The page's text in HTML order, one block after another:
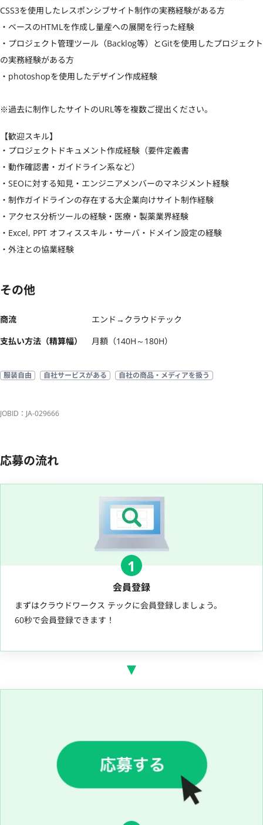
CSS3を使用したレスポンシブサイト制作の実務経験がある方
・ベースのHTMLを作成し量産への展開を行った経験
・プロジェクト管理ツール（Backlog等）とGitを使用したプロジェクト
の実務経験がある方
・photoshopを使用したデザイン作成経験
※過去に制作したサイトのURL等を複数ご提出ください。
【歓迎スキル】
・プロジェクトドキュメント作成経験（要件定義書
・動作確認書・ガイドライン系など）
・SEOに対する知見・エンジニアメンバーのマネジメント経験
・制作ガイドラインの存在する大企業向けサイト制作経験
・アクセス分析ツールの経験・医療・製薬業界経験
・Excel, PPT オフィススキル・サーバ・ドメイン設定の経験
・外注との協業経験
その他
商流
エンド→クラウドテック
支払い方法（精算幅）
月額（140H～180H）
服装自由 自社サービスがある 自社の商品・メディアを扱う
JOBID：JA-029666
応募の流れ
1
会員登録
まずはクラウドワークス テックに会員登録しましょう。
60秒で会員登録できます！